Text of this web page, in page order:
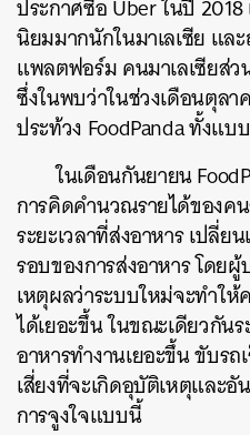
ประกาศซื้อUberในปี 2018
นิยมมากนักในมาเลเซีย แล
แพลตฟอร์มคนมาเลเซียส่
ซึ่งในพบว่าในช่วงเดือนตุลา
ประท้วง FoodPandaทั้งแบ
ในเดือนกันยายน
การคิดคำนวณรายได้ของค
ระยะเวลาที่ส่งอาหารเปลี่ย
รอบของการส่งอาหารโดยผู้
เหตุผลว่าระบบใหม่จะทำให้
ได้เยอะขึ้นในขณะเดียวกัน
อาหารทำงานเยอะขึ้นขับรถ
เสี่ยงที่จะเกิดอุบัติเหตุและ
การจูงใจแบบนี้